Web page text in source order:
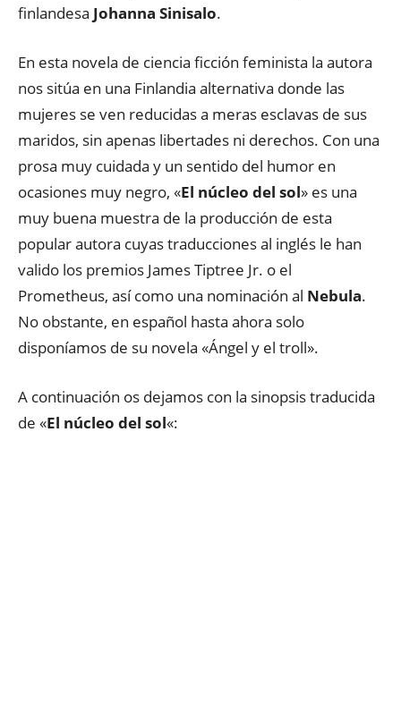
finlandesa Johanna Sinisalo.
En esta novela de ciencia ficción feminista la autora
nos sitúa en una Finlandia alternativa donde las
mujeres se ven reducidas a meras esclavas de sus
maridos, sin apenas libertades ni derechos. Con una
prosa muy cuidada y un sentido del humor en
ocasiones muy negro, «El núcleo del sol» es una
muy buena muestra de la producción de esta
popular autora cuyas traducciones al inglés le han
valido los premios James Tiptree Jr. o el
Prometheus, así como una nominación al Nebula.
No obstante, en español hasta ahora solo
disponíamos de su novela «Ángel y el troll».
A continuación os dejamos con la sinopsis traducida
de «El núcleo del sol«: